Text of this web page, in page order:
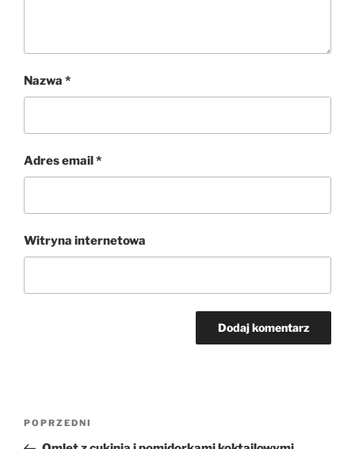
Nazwa *
Adres email *
Witryna internetowa
Nawigacja
Poprzedni
wpis
POPRZEDNI